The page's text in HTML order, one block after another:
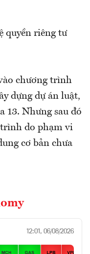
quyền riêng tư
chương trình
dựng dự án luật,
13. Nhưng sau đó
do phạm vi
cơ bản chưa
12:01, 06/08/2026